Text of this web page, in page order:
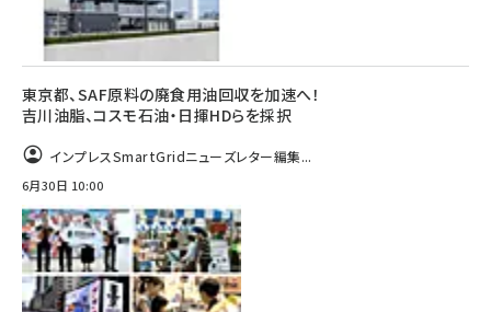
東京都、SAF原料の廃食用油回収を加速へ！
吉川油脂、コスモ石油・日揮HDらを採択
インプレスSmartGridニューズレター編集...
6月30日 10:00